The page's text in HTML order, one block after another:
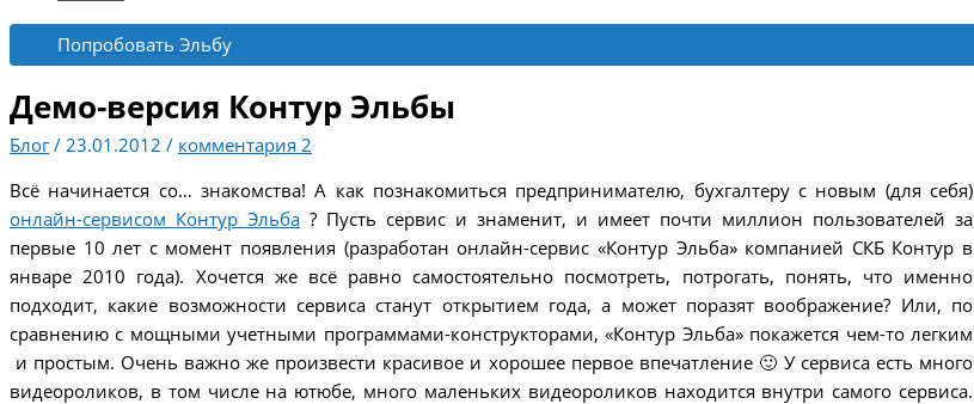
Попробовать Эльбу
Демо-версия Контур Эльбы
Блог/ 23.01.2012 / комментария 2
Всё начинается со… знакомства! А как познакомиться предпринимателю, бухгалтеру с новым (для себя)
онлайн-сервисом Контур Эльба ? Пусть сервис и знаменит, и имеет почти миллион пользователей за
первые 10 лет с момент появления (разработан онлайн-сервис «Контур Эльба» компанией СКБ Контур в
январе 2010 года). Хочется же всё равно самостоятельно посмотреть, потрогать, понять, что именно
подходит, какие возможности сервиса станут открытием года, а может поразят воображение? Или, по
сравнению с мощными учетными программами-конструкторами, «Контур Эльба» покажется чем-то легким
и простым. Очень важно же произвести красивое и хорошее первое впечатление 🙂 У сервиса есть много
видеороликов, в том числе на ютюбе, много маленьких видеороликов находится внутри самого сервиса.